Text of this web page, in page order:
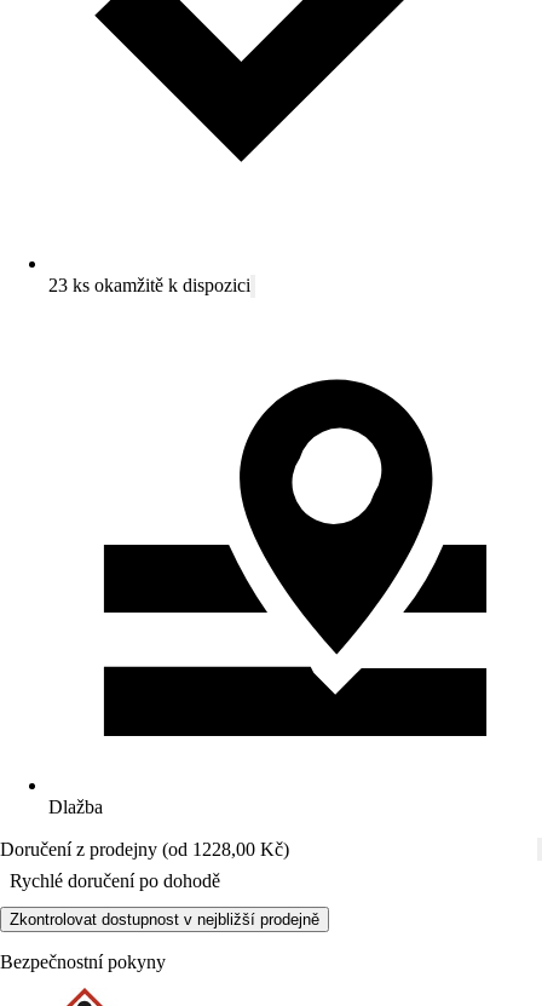
23 ks okamžitě k dispozici
Dlažba
Doručení z prodejny (od 1228,00 Kč)
Rychlé doručení po dohodě
Zkontrolovat dostupnost v nejbližší prodejně
Bezpečnostní pokyny